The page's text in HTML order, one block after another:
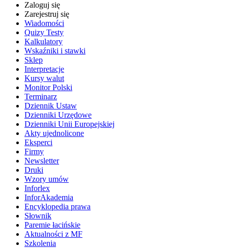
Zaloguj się
Zarejestruj się
Wiadomości
Quizy Testy
Kalkulatory
Wskaźniki i stawki
Sklep
Interpretacje
Kursy walut
Monitor Polski
Terminarz
Dziennik Ustaw
Dzienniki Urzędowe
Dzienniki Unii Europejskiej
Akty ujednolicone
Eksperci
Firmy
Newsletter
Druki
Wzory umów
Inforlex
InforAkademia
Encyklopedia prawa
Słownik
Paremie łacińskie
Aktualności z MF
Szkolenia